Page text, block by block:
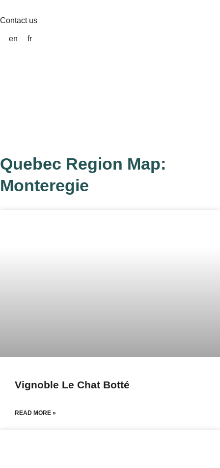
to
Contact us
en fr
Quebec Region Map:
Monteregie
Vignoble Le Chat Botté
READ MORE »